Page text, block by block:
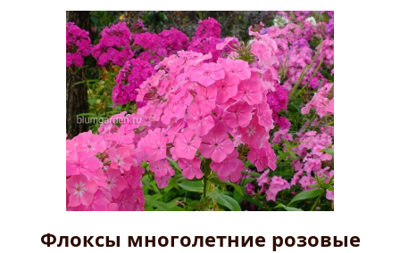
Флоксы многолетние розовые